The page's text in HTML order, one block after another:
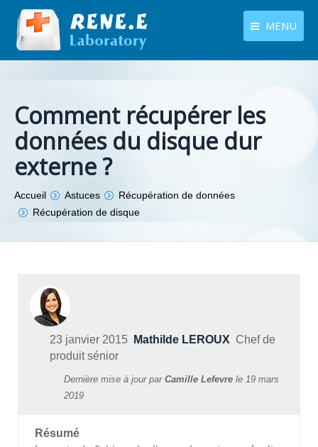
MENU
Centre de téléchargement
Boutique
Contactez-nous
Comment récupérer les
données du disque dur
externe ?
Vous êtes ici :
Accueil Astuces
Récupération de données
Récupération de disque
23 janvier 2015 Mathilde LEROUX Chef de
produit sénior
Dernière mise à jour par Camille Lefevre le 19 mars
2019
Résumé